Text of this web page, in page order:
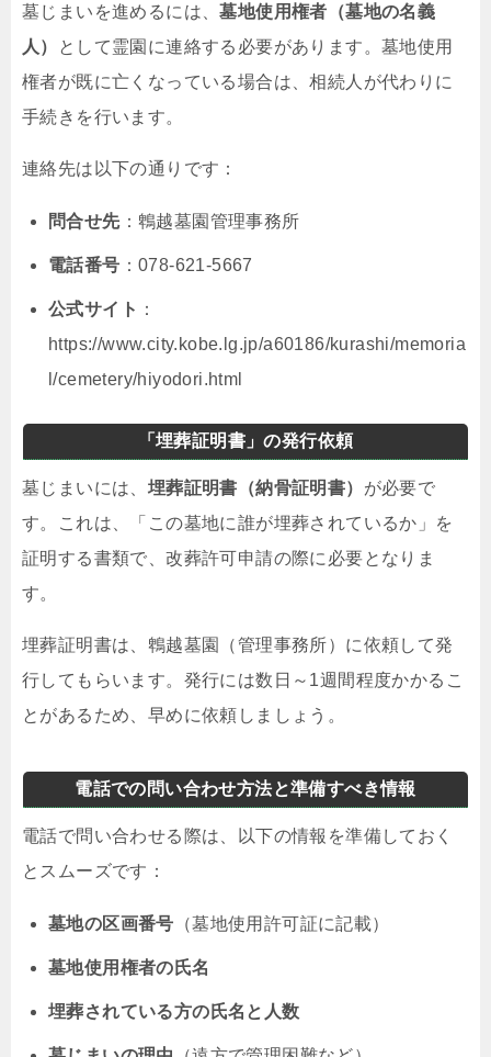
墓じまいを進めるには、墓地使用権者（墓地の名義
人）
として霊園に連絡する必要があります。墓地使用
権者が既に亡くなっている場合は、相続人が代わりに
手続きを行います。
連絡先は以下の通りです：
問合せ先：鵯越墓園管理事務所
電話番号 ：078-621-5667
公式サイト ：
https://www.city.kobe.lg.jp/a60186/kurashi/memoria
l/cemetery/hiyodori.html
「埋葬証明書」の発行依頼
墓じまいには、 埋葬証明書（納骨証明書） が必要で
す。これは、「この墓地に誰が埋葬されているか」を
証明する書類で、改葬許可申請の際に必要となりま
す。
埋葬証明書は、鵯越墓園（管理事務所）に依頼して発
行してもらいます。発行には数日～1週間程度かかるこ
とがあるため、早めに依頼しましょう。
電話での問い合わせ方法と準備すべき情報
電話で問い合わせる際は、以下の情報を準備しておく
とスムーズです：
墓地の区画番号 （墓地使用許可証に記載）
墓地使用権者の氏名
埋葬されている方の氏名と人数